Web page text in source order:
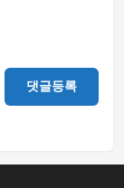
댓글등록